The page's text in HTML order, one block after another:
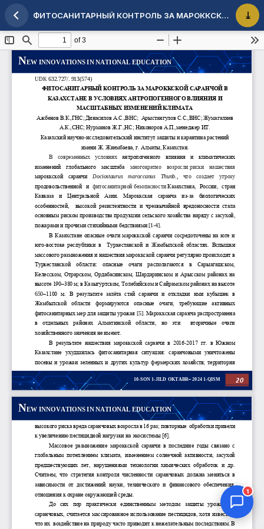
Maqola tafsilotlariga qaytish ФИТОСАНИТАРНЫЙ КОНТРОЛЬ ЗА МАРОККСКОЙ САРАНЧОЙ В КАЗАХСТАНЕ В УСЛОВИЯХ АНТРОПОГЕННОГО ВЛИЯНИЯ И МАСШТАБНЫХ ИЗМЕНЕНИЙ КЛИМАТА
1
Onlayn